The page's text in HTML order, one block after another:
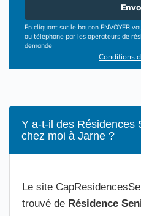
En cliquant sur le bouton ENVOYER
ou téléphone par les opérateurs de
demande
Conditions
Y a-t-il des Résidences
chez moi à Jarne ?
Le site
trouvé de Résidence